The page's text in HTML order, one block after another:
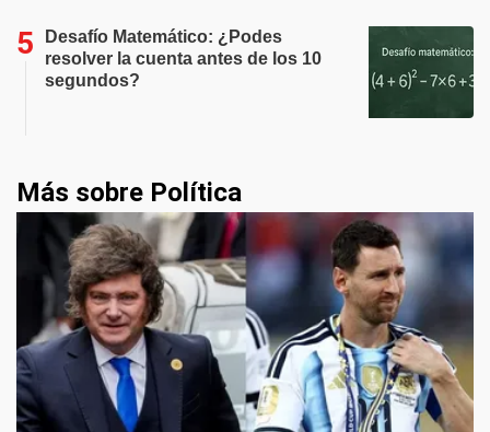
Desafío Matemático: ¿Podes
resolver la cuenta antes de los 10
segundos?
Más sobre Política